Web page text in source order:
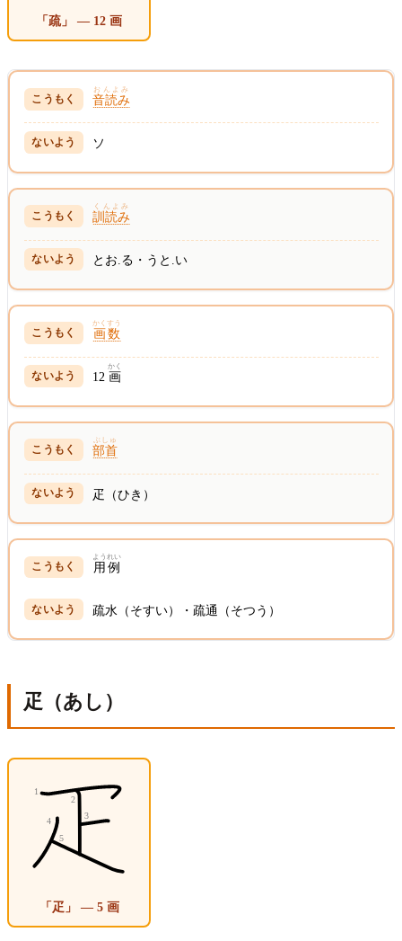
「疏」 — 12 画
音読み
おんよみ
ソ
訓読み
くんよみ
とお.る・うと.い
画数
かくすう
12 画
かく
部首
ぶしゅ
疋（ひき）
用例
ようれい
疏水（そすい）・疏通（そつう）
疋（あし）
「疋」 — 5 画